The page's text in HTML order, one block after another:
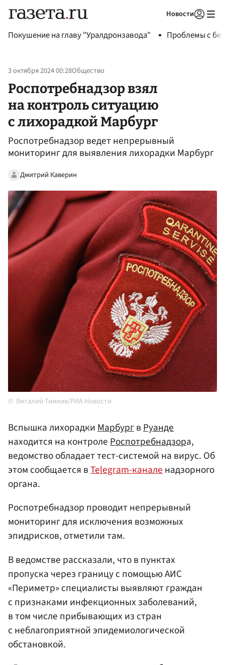
Новости
Покушение на главу "Уралдронзавода" Проблемы с
3 октября 2024 00:28Общество
Роспотребнадзор взял
на контроль ситуацию
с лихорадкой Марбург
Роспотребнадзор ведет непрерывный
мониторинг для выявления лихорадки Марбург
Дмитрий Каверин
Виталий Тимкив/РИА Новости
Вспышка лихорадкиМарбургвРуанде
находится на контролеРоспотребнадзора,
ведомство обладает тест-системой на вирус. Об
этом сообщается вTelegram-каналенадзорного
органа.
Роспотребнадзор проводит непрерывный
мониторинг для исключения возможных
эпидрисков, отметили там.
В ведомстве рассказали, что в пунктах
пропуска через границу с помощью АИС
«Периметр» специалисты выявляют граждан
с признаками инфекционных заболеваний,
в том числе прибывающих из стран
с неблагоприятной эпидемиологической
обстановкой.